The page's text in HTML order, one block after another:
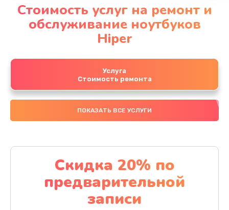
Стоимость услуг на ремонт и
обслуживание ноутбуков
Hiper
Услуга
Стоимость ремонта
ПОКАЗАТЬ ВСЕ УСЛУГИ
Скидка 20% по
предварительной
записи